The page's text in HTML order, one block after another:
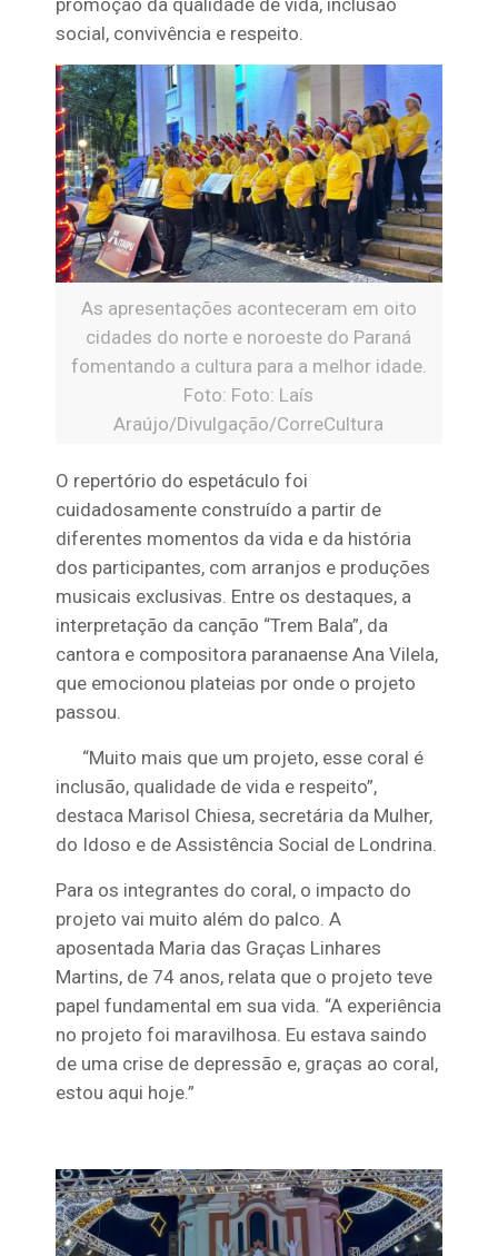
promoção da qualidade de vida, inclusão
social, convivência e respeito.
As apresentações aconteceram em oito
cidades do norte e noroeste do Paraná
fomentando a cultura para a melhor idade.
Foto: Foto: Laís
Araújo/Divulgação/CorreCultura
O repertório do espetáculo foi
cuidadosamente construído a partir de
diferentes momentos da vida e da história
dos participantes, com arranjos e produções
musicais exclusivas. Entre os destaques, a
interpretação da canção “Trem Bala”, da
cantora e compositora paranaense Ana Vilela,
que emocionou plateias por onde o projeto
passou.
“Muito mais que um projeto, esse coral é
inclusão, qualidade de vida e respeito”,
destaca Marisol Chiesa, secretária da Mulher,
do Idoso e de Assistência Social de Londrina.
Para os integrantes do coral, o impacto do
projeto vai muito além do palco. A
aposentada Maria das Graças Linhares
Martins, de 74 anos, relata que o projeto teve
papel fundamental em sua vida. “A experiência
no projeto foi maravilhosa. Eu estava saindo
de uma crise de depressão e, graças ao coral,
estou aqui hoje.”